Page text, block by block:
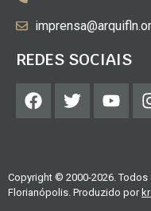
REDES SOCIAIS
Copyright © 2000-2026.
Florianópolis. Produzido por